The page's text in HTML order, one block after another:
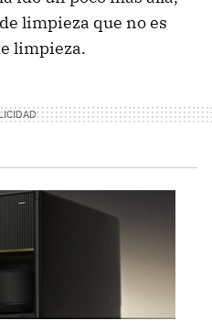
limpieza que no es
limpieza.